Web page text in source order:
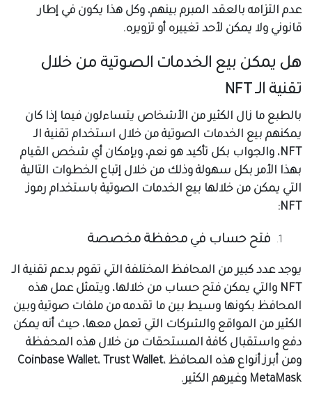
عدم التزامه بالعقد المبرم بينهم، وكل هذا يكون في إطار
قانوني ولا يمكن لأحد تغييره أو تزويره.
هل يمكن بيع الخدمات الصوتية من خلال
تقنية الـ NFT
بالطبع ما زال الكثير من الأشخاص يتساءلون فيما إذا كان
يمكنهم بيع الخدمات الصوتية من خلال استخدام تقنية الـ
NFT، والجواب بكل تأكيد هو نعم، وبإمكان أي شخص القيام
بهذا الأمر بكل سهولة وذلك من خلال إتباع الخطوات التالية
التي يمكن من خلالها بيع الخدمات الصوتية باستخدام رموز
NFT:
فتح حساب في محفظة مخصصة
يوجد عدد كبير من المحافظ المختلفة التي تقوم بدعم تقنية الـ
NFT والتي يمكن فتح حساب من خلالها، ويتمثل عمل هذه
المحافظ بكونها وسيط بين ما تقدمه من ملفات صوتية وبين
الكثير من المواقع والشركات التي تعمل معها، حيث أنه يمكن
دفع واستقبال كافة المستحقات من خلال هذه المحفظة
ومن أبرز أنواع هذه المحافظ Coinbase Wallet، Trust Wallet،
MetaMask وغيرهم الكثير.